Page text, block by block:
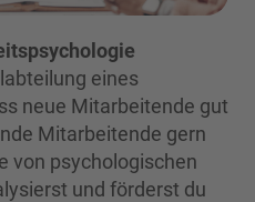
eines
neue Mitarbeitende gut
Mitarbeitende gern
von psychologischen
und förderst du